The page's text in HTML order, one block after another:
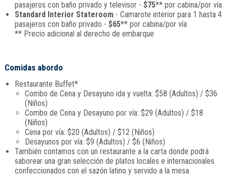
pasajeros con baño privado y televisor - $75** por cabina/por vía
Standard Interior Stateroom- Camarote interior para 1 hasta 4
pasajeros con baño privado - $65** por cabina/por vía
** Precio adicional al derecho de embarque
Comidas abordo
Restaurante Buffet*
Combo de Cena y Desayuno ida y vuelta: $58 (Adultos) / $36
(Niños)
Combo de Cena y Desayuno por vía: $29 (Adultos) / $18
(Niños)
Cena por vía: $20 (Adultos) / $12 (Niños)
Desayunos por vía: $9 (Adultos) / $6 (Niños)
También contamos con un restaurante a la carta donde podrá
saborear una gran selección de platos locales e internacionales
confeccionados con el sazón latino y servido a la mesa.